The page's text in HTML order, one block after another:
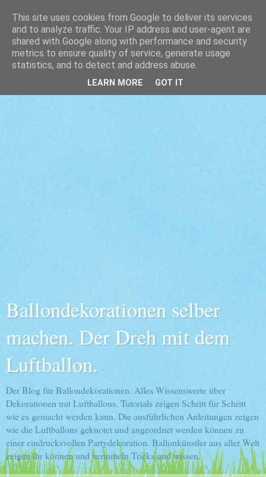
Ballondekorationen selber
machen. Der Dreh mit dem
Luftballon.
Der Blog für Ballondekorationen. Alles Wissenswerte über
Dekorationen mit Luftballons. Tutorials zeigen Schritt für Schritt
wie es gemacht werden kann. Die ausführlichen Anleitungen zeigen
wie die Luftballons geknotet und angeordnet werden können zu
einer eindrucksvollen Partydekoration. Ballonkünstler aus aller Welt
zeigen ihr können und vermitteln Tricks und wissen.
This site uses cookies from Google to deliver its services
and to analyze traffic. Your IP address and user-agent are
shared with Google along with performance and security
metrics to ensure quality of service, generate usage
statistics, and to detect and address abuse.
LEARN MORE GOT IT